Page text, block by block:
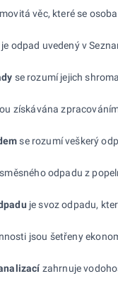
věc, které se
odpad uvedený v
se rozumí jejich
získávána
se rozumí veškerý
odpadu z
je svoz odpadu,
jsou šetřeny
zahrnuje